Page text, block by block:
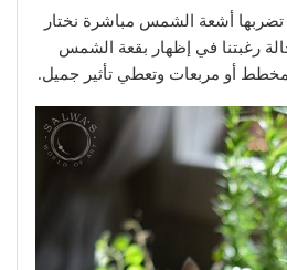
أشعة الشمس مباشرة نختار
رغبتنا في إظهار بقعة الشمس
مخطط أو مربعات وتعطي تأثير جميل.